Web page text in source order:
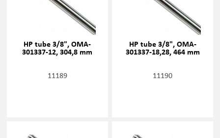
HP tube 3/8", OMA-
301337-12, 304,8 mm
11189
HP tube 3/8", OMA-
301337-18,28, 464 mm
11190